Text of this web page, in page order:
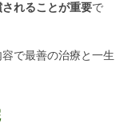
れることが重要で
容で最善の治療と一生